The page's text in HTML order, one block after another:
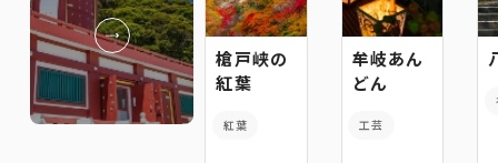
槍戸峡の
紅葉
紅葉
牟岐あん
どん
工芸